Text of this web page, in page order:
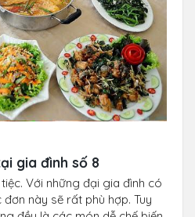
gia đình số 8
Với những đại gia đình có
này sẽ rất phù hợp. Tuy